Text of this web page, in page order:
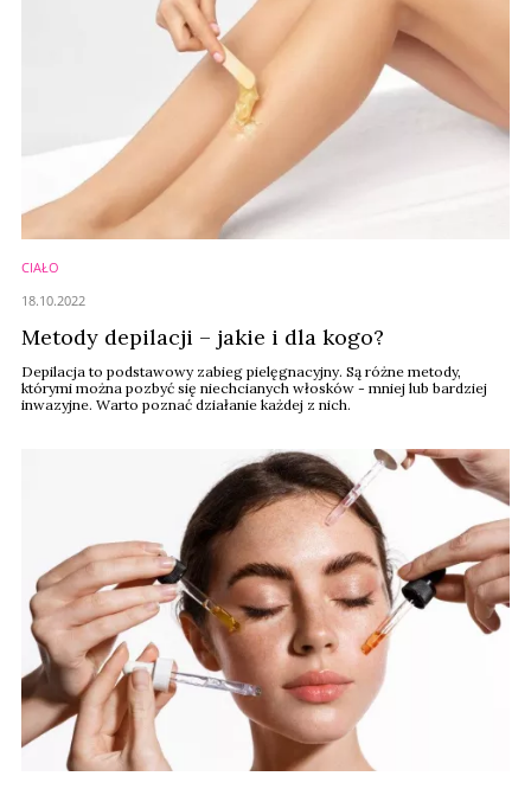
CIAŁO
Metody depilacji – jakie i dla kogo?
Depilacja to podstawowy zabieg pielęgnacyjny. Są różne metody,
którymi można pozbyć się niechcianych włosków - mniej lub bardziej
inwazyjne. Warto poznać działanie każdej z nich.
18.10.2022